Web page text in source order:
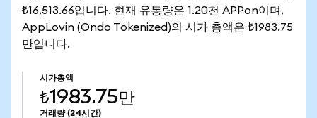
₺16,513.66입니다. 현재 유통량은 1.20천 APPon이며,
AppLovin (Ondo Tokenized)의 시가 총액은 ₺1983.75
만입니다.
시가총액
₺1983.75만
거래량 (24시간)